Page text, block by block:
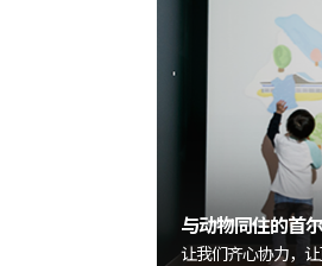
与动物同住的首尔
让我们齐心协力，